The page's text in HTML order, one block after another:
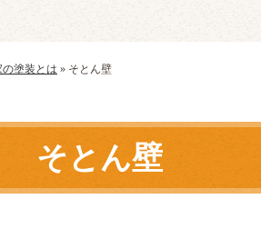
塗装とは » そとん壁
そとん壁